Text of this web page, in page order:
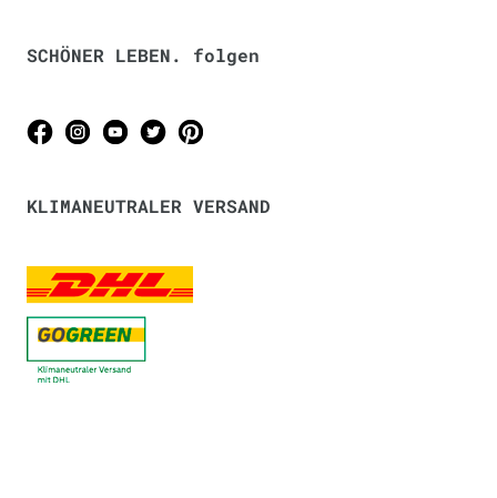
SCHÖNER LEBEN. folgen
KLIMANEUTRALER VERSAND